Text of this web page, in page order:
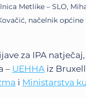
Metlike – SLO,
načelnik
za IPA
– UEHHA iz
i Ministarstva